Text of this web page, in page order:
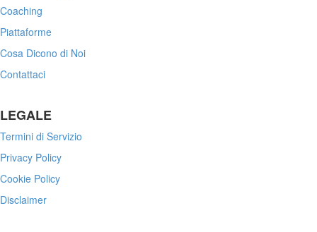
Coaching
Piattaforme
Cosa Dicono di Noi
Contattaci
LEGALE
Termini di Servizio
Privacy Policy
Cookie Policy
Disclaimer